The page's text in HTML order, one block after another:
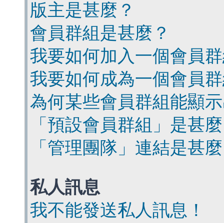
版主是甚麼？
會員群組是甚麼？
我要如何加入一個會員
我要如何成為一個會員
為何某些會員群組能顯
「預設會員群組」是甚
「管理團隊」連結是甚
私人訊息
我不能發送私人訊息！